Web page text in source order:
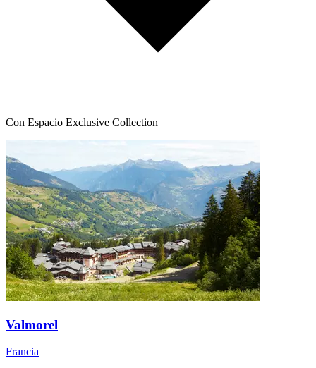
Con Espacio Exclusive Collection
Valmorel
Francia